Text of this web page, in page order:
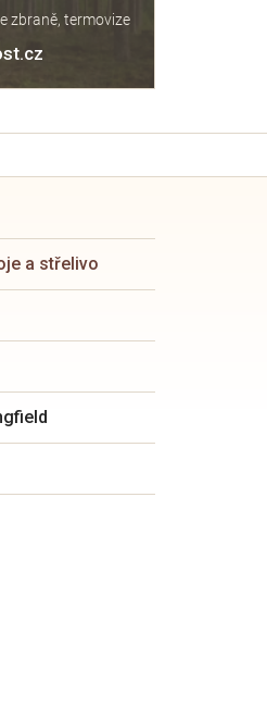
zbraně, termovize
a střelivo